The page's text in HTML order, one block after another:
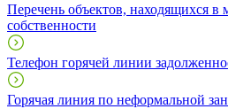
Перечень объектов, находящихся в
собственности
Телефон горячей линии
Горячая линия по неформальной